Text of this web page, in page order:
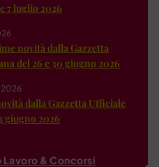
7 luglio 2026
novità dalla Gazzetta
del 26 e 30 giugno 2026
2026
dalla Gazzetta Ufficiale
giugno 2026
& Concorsi